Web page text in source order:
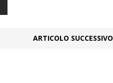
ARTICOLO SUCCESSIVO